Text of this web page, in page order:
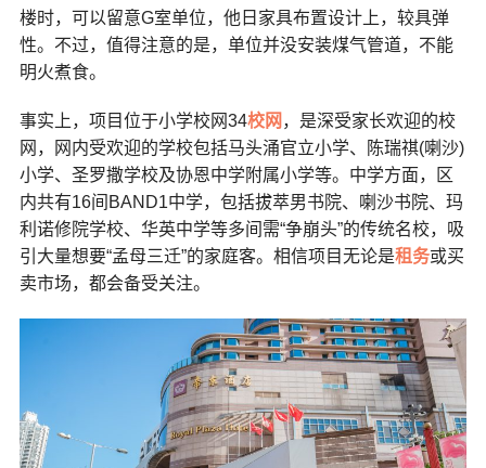
楼时，可以留意G室单位，他日家具布置设计上，较具弹
性。不过，值得注意的是，单位并没安装煤气管道，不能
明火煮食。
事实上，项目位于小学校网34校网 ，是深受家长欢迎的校
网，网内受欢迎的学校包括马头涌官立小学、陈瑞祺(喇沙)
小学、圣罗撒学校及协恩中学附属小学等。中学方面，区
内共有16间 BAND1中学，包括拔萃男书院、喇沙书院、玛
利诺修院学校、华英中学等多间需“争崩头”的传统名校，吸
引大量想要“孟母三迁”的家庭客。相信项目无论是租务或买
卖市场，都会备受关注。